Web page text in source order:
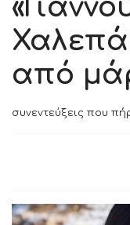
από
συνεντεύξεις που